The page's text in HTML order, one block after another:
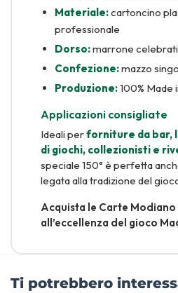
Materiale:cartoncino
professionale
Dorso:marrone
Confezione:mazzo
Produzione:100% Made
Applicazioni consigliate
Ideali perforniture da bar,
di giochi, collezionisti e
speciale 150° è perfetta
legata alla tradizione del
Acquista le Carte
all’eccellenza del gioco
Ti potrebbero